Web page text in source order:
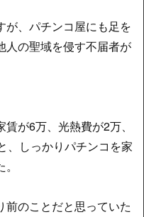
が、パチンコ屋にも足を
人の聖域を侵す不届者が
が6万、光熱費が2万、
、しっかりパチンコを家
前のことだと思っていた